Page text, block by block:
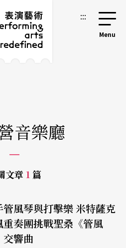
:::
音樂廳
文章 1 篇
管風琴與打擊樂 米特薩克
重奏團挑戰聖桑《管風
交響曲